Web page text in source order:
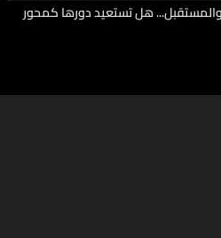
والمستقبل... هل تستعيد دورها كمحور